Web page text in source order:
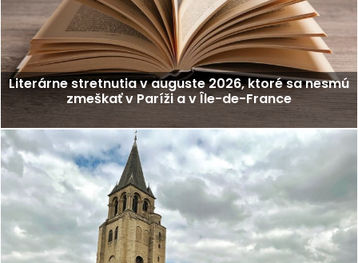
Literárne stretnutia v auguste 2026, ktoré sa nesmú
zmeškať v Paríži a v Île-de-France